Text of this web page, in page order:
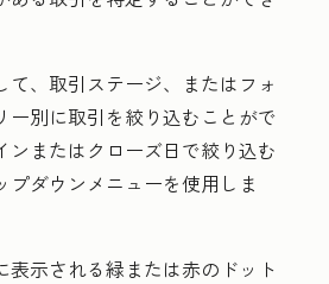
、 取引ステージ、または フォ
ー別に取引を絞り込むことがで
ン または クローズ日 で絞り込む
プダウンメニューを使用しま
表示される緑または赤のドット